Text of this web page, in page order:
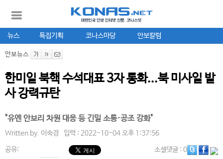
뉴스 특집기획 코나스마당 안보칼럼
안보뉴스
한미일 북핵 수석대표 3자 통화...북 미사일 발
사 강력규탄
"유엔 안보리 차원 대응 등 긴밀 소통·공조 강화"
Written by. 이숙경 입력 : 2022-10-04 오후 1:37:56
공유: 소셜댓글: 0